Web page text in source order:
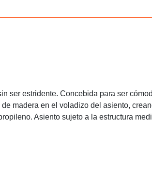
ser estridente. Concebida para ser
madera en el voladizo del asiento,
Asiento sujeto a la estructura